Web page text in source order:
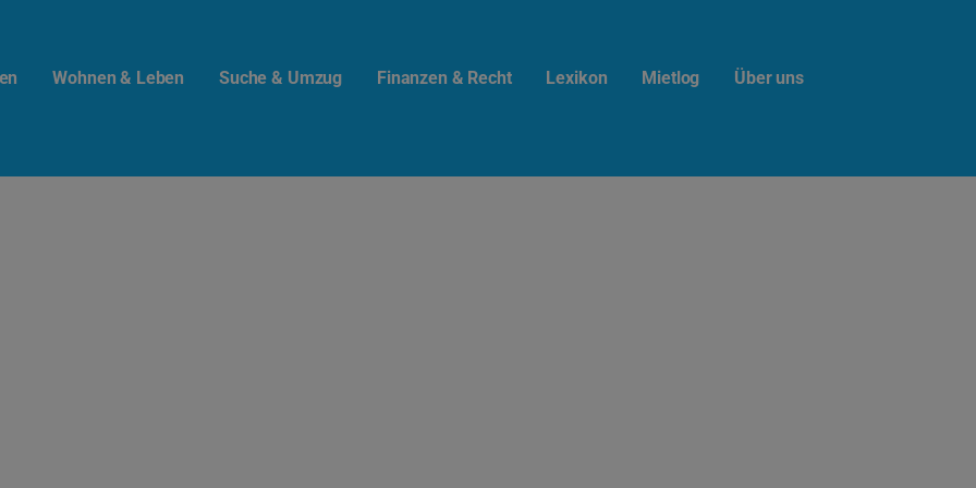
Wohnen & Leben Suche & Umzug Finanzen & Recht Lexikon Mietlog Über uns